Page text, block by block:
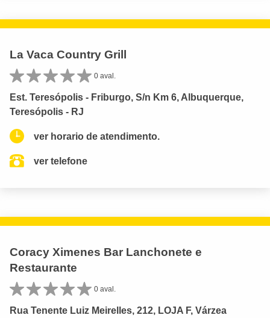
La Vaca Country Grill
0 aval.
Est. Teresópolis - Friburgo, S/n Km 6, Albuquerque,
Teresópolis - RJ
ver horario de atendimento.
ver telefone
Coracy Ximenes Bar Lanchonete e
Restaurante
0 aval.
Rua Tenente Luiz Meirelles, 212, LOJA F, Várzea